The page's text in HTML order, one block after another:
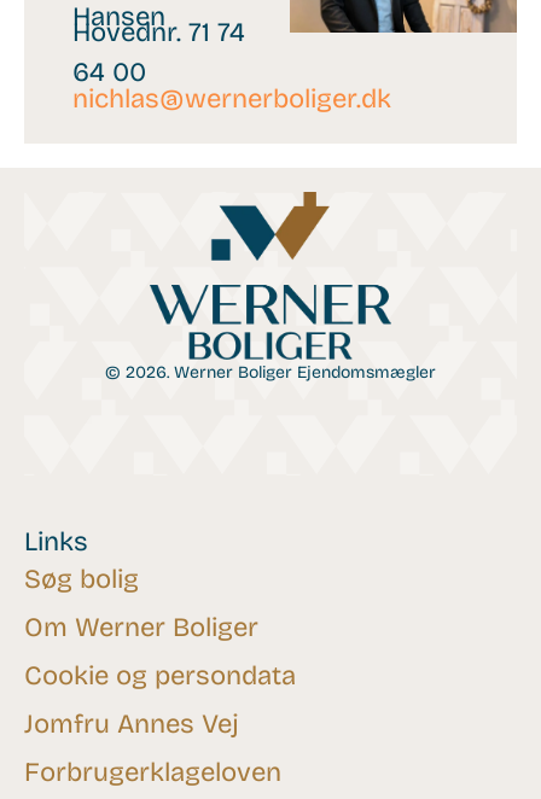
Hansen
Hovednr. 71 74
64 00
nichlas@wernerboliger.dk
© 2026. Werner Boliger Ejendomsmægler
Links
Søg bolig
Om Werner Boliger
Cookie og persondata
Jomfru Annes Vej
Forbrugerklageloven